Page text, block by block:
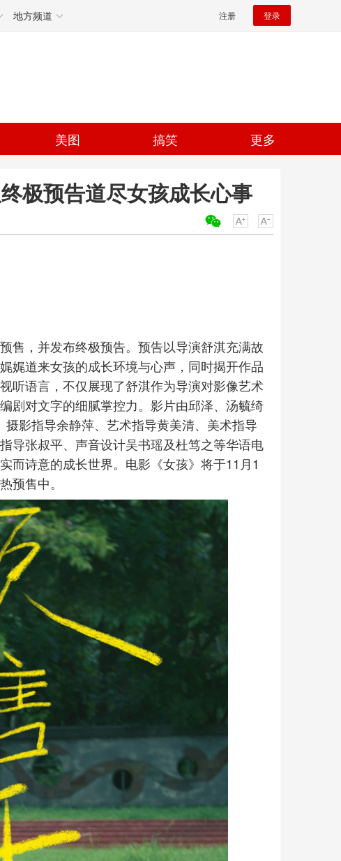
地方频道 注册 登录
美图 搞笑 更多
极预告道尽女孩成长心事
售，并发布终极预告。预告以导演舒淇充满故
娓道来女孩的成长环境与心声，同时揭开作品
听语言，不仅展现了舒淇作为导演对影像艺术
剧对文字的细腻掌控力。影片由邱泽、汤毓绮
摄影指导余静萍、艺术指导黄美清、美术指导
导张叔平、声音设计吴书瑶及杜笃之等华语电
而诗意的成长世界。电影《女孩》将于11月1
预售中。